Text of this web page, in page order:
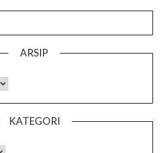
ARSIP
KATEGORI